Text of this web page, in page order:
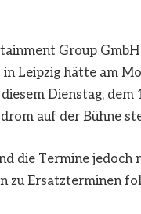
Group
Leipzig hätte am
Dienstag, dem
auf der Bühne
die Termine
Ersatzterminen